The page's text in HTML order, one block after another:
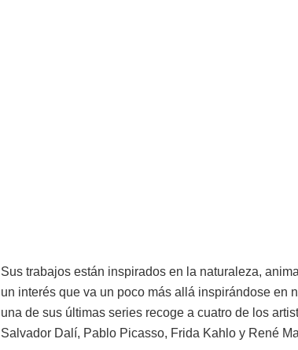
Sus trabajos están inspirados en la naturaleza,
un interés que va un poco más allá inspirándose en
una de sus últimas series recoge a cuatro de los
Salvador Dalí, Pablo Picasso, Frida Kahlo y René